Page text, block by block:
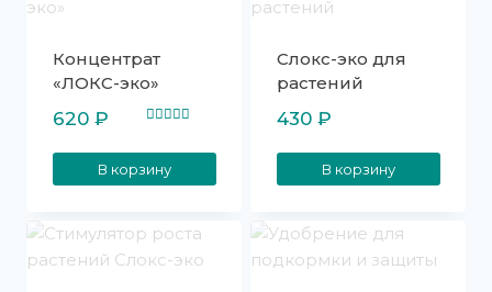
Концентрат
«ЛОКС-эко»
620 ₽
В корзину
Слокс-эко для
растений
430 ₽
В корзину